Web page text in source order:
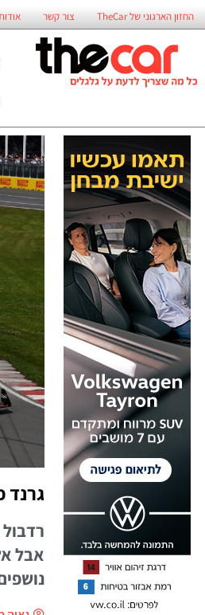
החזון הארגוני של TheCar צור קשר
גרנד
אבל